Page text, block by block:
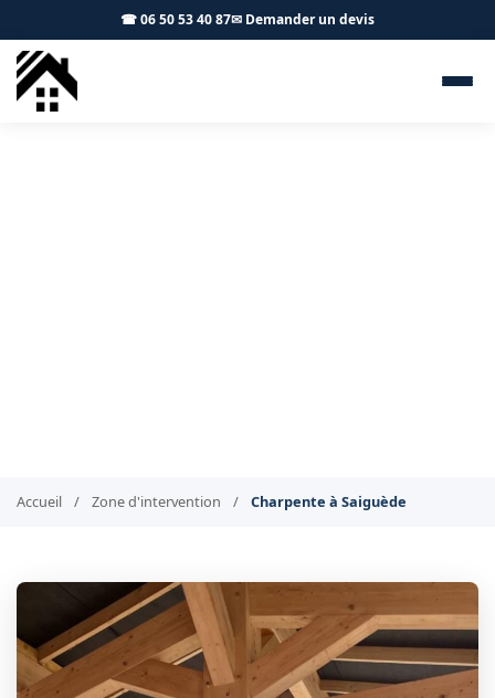
☎ 06 50 53 40 87✉ Demander un devis
Accueil / Zone d'intervention / Charpente à Saiguède